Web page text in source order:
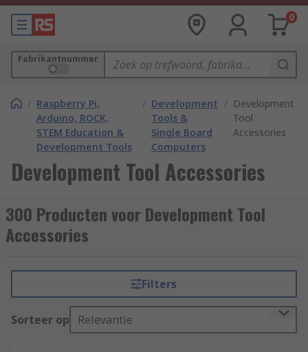
0
Fabrikantnummer
/ Raspberry Pi,
Arduino, ROCK,
STEM Education &
Development Tools
/ Development
Tools &
Single Board
Computers
/ Development
Tool
Accessories
Development Tool Accessories
300 Producten voor Development Tool
Accessories
Filters
Sorteer op Relevantie